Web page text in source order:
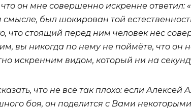
он мне совершенно искренне
смысле, был шокирован той
что стоящий перед ним человек нёс
вы никогда по нему не поймёте, что он
искренним видом, который ни на
что не всё так плохо: если
боя, он поделится с Вами